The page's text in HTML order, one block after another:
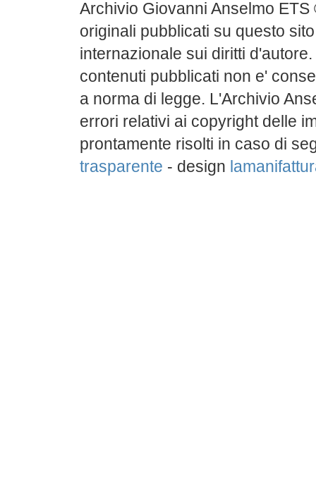
Archivio Giovanni Anselmo
originali pubblicati su questo
internazionale sui diritti
contenuti pubblicati non e'
a norma di legge. L'Archivio
errori relativi ai copyright delle
prontamente risolti in caso di
trasparente - design